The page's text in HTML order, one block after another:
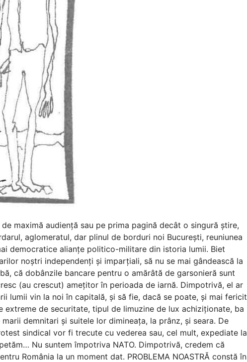
maximă audiență sau pe prima pagină decât o singură știre,
aglomeratul, dar plinul de borduri noi București, reuniunea
democratice alianțe politico-militare din istoria lumii. Biet
noștri independenți și imparțiali, să nu se mai gândească la
că dobânzile bancare pentru o amărâtă de garsonieră sunt
(au crescut) amețitor în perioada de iarnă. Dimpotrivă, el ar
lumii vin la noi în capitală, și să fie, dacă se poate, și mai fericit
extreme de securitate, tipul de limuzine de lux achiziționate, ba
demnitari și suitele lor dimineața, la prânz, și seara. De
sindical vor fi trecute cu vederea sau, cel mult, expediate la
Nu suntem împotriva NATO. Dimpotrivă, credem că
România la un moment dat. PROBLEMA NOASTRĂ constă în